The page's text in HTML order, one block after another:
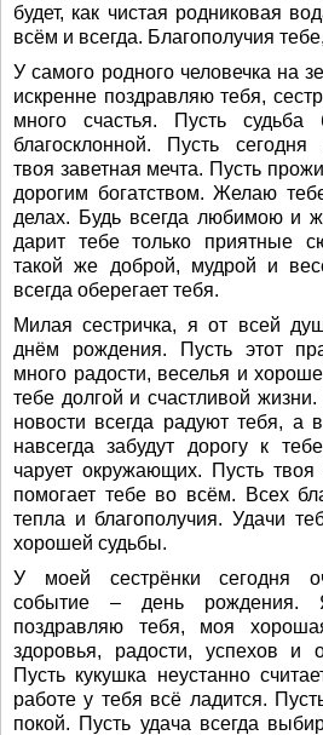
будет, как чистая родниковая
всём и всегда. Благополучия
У самого родного человечка на
искренне поздравляю тебя,
много счастья. Пусть судьба
благосклонной. Пусть сегодня
твоя заветная мечта. Пусть
дорогим богатством. Желаю
делах. Будь всегда любимою и
дарит тебе только приятные
такой же доброй, мудрой и
всегда оберегает тебя.
Милая сестричка, я от всей
днём рождения. Пусть этот
много радости, веселья и
тебе долгой и счастливой
новости всегда радуют тебя, а
навсегда забудут дорогу к
чарует окружающих. Пусть
помогает тебе во всём. Всех
тепла и благополучия. Удачи
хорошей судьбы.
У моей сестрёнки сегодня
событие – день рождения.
поздравляю тебя, моя
здоровья, радости, успехов и
Пусть кукушка неустанно
работе у тебя всё ладится.
покой. Пусть удача всегда